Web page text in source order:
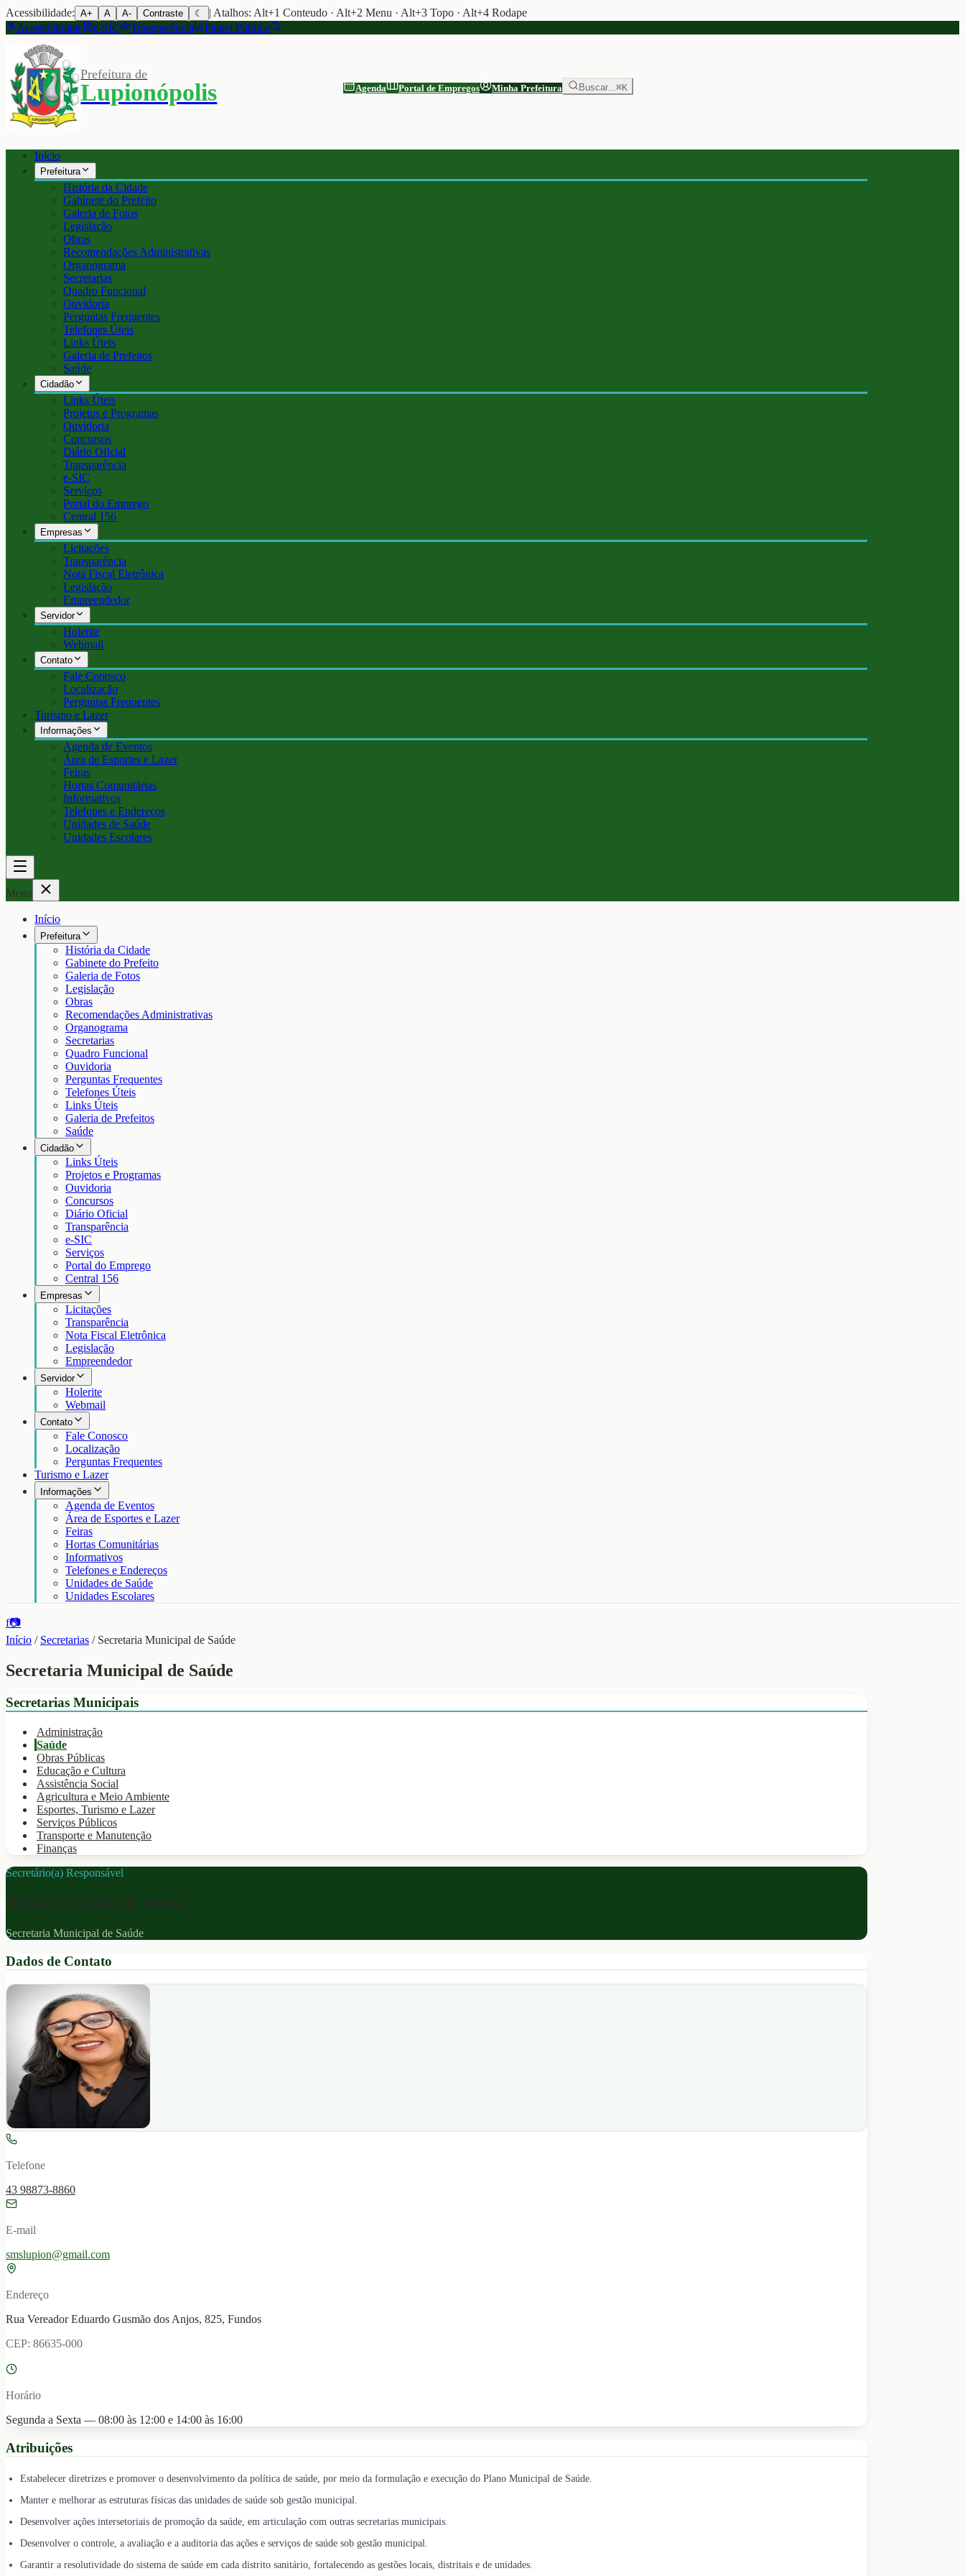
Acessibilidade: A+ A A- Contraste ☾
| Atalhos: Alt+1 Conteudo · Alt+2 Menu · Alt+3 Topo · Alt+4 Rodape
Acessibilidade
e-SIC Transparência Painel Público
Prefeitura de
Lupionópolis Agenda Portal de Empregos Minha Prefeitura Buscar...⌘K
Início
Prefeitura
História da Cidade
Gabinete do Prefeito
Galeria de Fotos
Legislação
Obras
Recomendações Administrativas
Organograma
Secretarias
Quadro Funcional
Ouvidoria
Perguntas Frequentes
Telefones Úteis
Links Úteis
Galeria de Prefeitos
Saúde
Cidadão
Links Úteis
Projetos e Programas
Ouvidoria
Concursos
Diário Oficial
Transparência
e-SIC
Serviços
Portal do Emprego
Central 156
Empresas
Licitações
Transparência
Nota Fiscal Eletrônica
Legislação
Empreendedor
Servidor
Holerite
Webmail
Contato
Fale Conosco
Localização
Perguntas Frequentes
Turismo e Lazer
Informações
Agenda de Eventos
Área de Esportes e Lazer
Feiras
Hortas Comunitárias
Informativos
Telefones e Endereços
Unidades de Saúde
Unidades Escolares
Menu
Início
Prefeitura
História da Cidade
Gabinete do Prefeito
Galeria de Fotos
Legislação
Obras
Recomendações Administrativas
Organograma
Secretarias
Quadro Funcional
Ouvidoria
Perguntas Frequentes
Telefones Úteis
Links Úteis
Galeria de Prefeitos
Saúde
Cidadão
Links Úteis
Projetos e Programas
Ouvidoria
Concursos
Diário Oficial
Transparência
e-SIC
Serviços
Portal do Emprego
Central 156
Empresas
Licitações
Transparência
Nota Fiscal Eletrônica
Legislação
Empreendedor
Servidor
Holerite
Webmail
Contato
Fale Conosco
Localização
Perguntas Frequentes
Turismo e Lazer
Informações
Agenda de Eventos
Área de Esportes e Lazer
Feiras
Hortas Comunitárias
Informativos
Telefones e Endereços
Unidades de Saúde
Unidades Escolares
f📷
Início / Secretarias / Secretaria Municipal de Saúde
Secretaria Municipal de Saúde
Secretarias Municipais
Administração
Saúde
Obras Públicas
Educação e Cultura
Assistência Social
Agricultura e Meio Ambiente
Esportes, Turismo e Lazer
Serviços Públicos
Transporte e Manutenção
Finanças
Secretário(a) Responsável
Maria Cristina de Sousa
Secretaria Municipal de Saúde
Dados de Contato
Telefone
43 98873-8860
E-mail
smslupion@gmail.com
Endereço
Rua Vereador Eduardo Gusmão dos Anjos, 825, Fundos
CEP: 86635-000
Horário
Segunda a Sexta — 08:00 às 12:00 e 14:00 às 16:00
Atribuições
Estabelecer diretrizes e promover o desenvolvimento da política de saúde, por meio da formulação e execução do Plano Municipal de Saúde.
Manter e melhorar as estruturas físicas das unidades de saúde sob gestão municipal.
Desenvolver ações intersetoriais de promoção da saúde, em articulação com outras secretarias municipais.
Desenvolver o controle, a avaliação e a auditoria das ações e serviços de saúde sob gestão municipal.
Garantir a resolutividade do sistema de saúde em cada distrito sanitário, fortalecendo as gestões locais, distritais e de unidades.